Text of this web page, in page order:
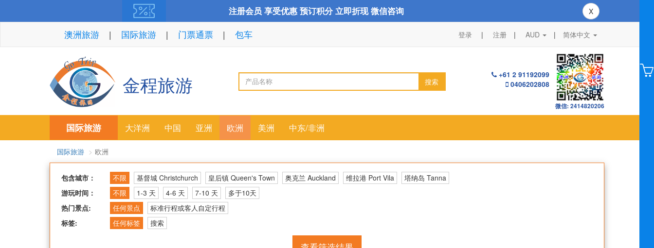
注册会员 享受优惠 预订积分 立即折现 微信咨询 X
澳洲旅游 国际旅游 门票通票 包车 登录 注册 AUD | 简体中文
金程旅游 搜索
+61 2 91192099
0406202808
微信: 2414820206
国际旅游 大洋洲 中国 亚洲 欧洲 美洲 中东/非洲
国际旅游 欧洲
包含城市： 不限 基督城 Christchurch 皇后镇 Queen's Town 奥克兰 Auckland 维拉港 Port Vila
塔纳岛 Tanna
游玩时间：
不限 1-3 天 4-6 天 7-10 天
多于10天
热门景点:
任何景点
标准行程或客人自定行程
标签:
任何标签 搜索